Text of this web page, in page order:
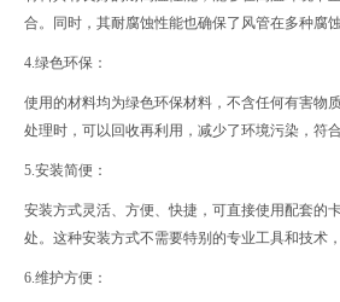
合。同时，其耐腐蚀性能也确保了风管在多种腐
4.绿色环保：
使用的材料均为绿色环保材料，不含任何有害物
处理时，可以回收再利用，减少了环境污染，符
5.安装简便：
安装方式灵活、方便、快捷，可直接使用配套的
处。这种安装方式不需要特别的专业工具和技术
6.维护方便：